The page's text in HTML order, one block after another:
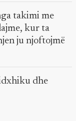
takimi me
kur ta
ju njoftojmë
dhe